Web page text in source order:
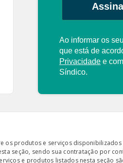
Ao informar os
que está de
Privacidade e
Síndico.
os produtos e serviços
seção, sendo sua contratação por
e produtos listados nesta seção